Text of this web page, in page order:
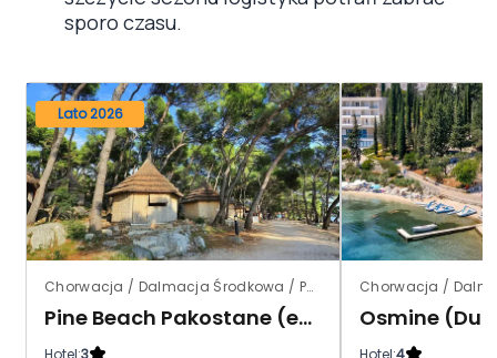
sporo czasu.
Lato 2026
Chorwacja / Dalmacja Środkowa / Pakostane
Pine Beach Pakostane (ex.Club Pakostane)
Chorwacja /
Osmine